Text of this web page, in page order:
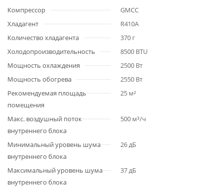
Компрессор
GMCC
Хладагент
R410A
Количество хладагента
370 г
Холодопроизводительность
8500 BTU
Мощность охлаждения
2500 Вт
Мощность обогрева
2550 Вт
Рекомендуемая площадь
помещения
25 м²
Макс. воздушный поток
внутреннего блока
500 м³/ч
Минимальный уровень шума
внутреннего блока
26 дБ
Максимальный уровень шума
внутреннего блока
37 дБ